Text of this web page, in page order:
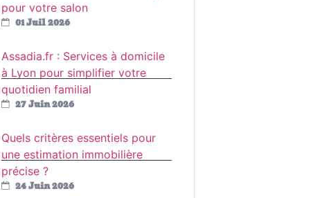
pour votre salon
01 Juil 2026
Assadia.fr : Services à domicile
à Lyon pour simplifier votre
quotidien familial
27 Juin 2026
Quels critères essentiels pour
une estimation immobilière
précise ?
24 Juin 2026